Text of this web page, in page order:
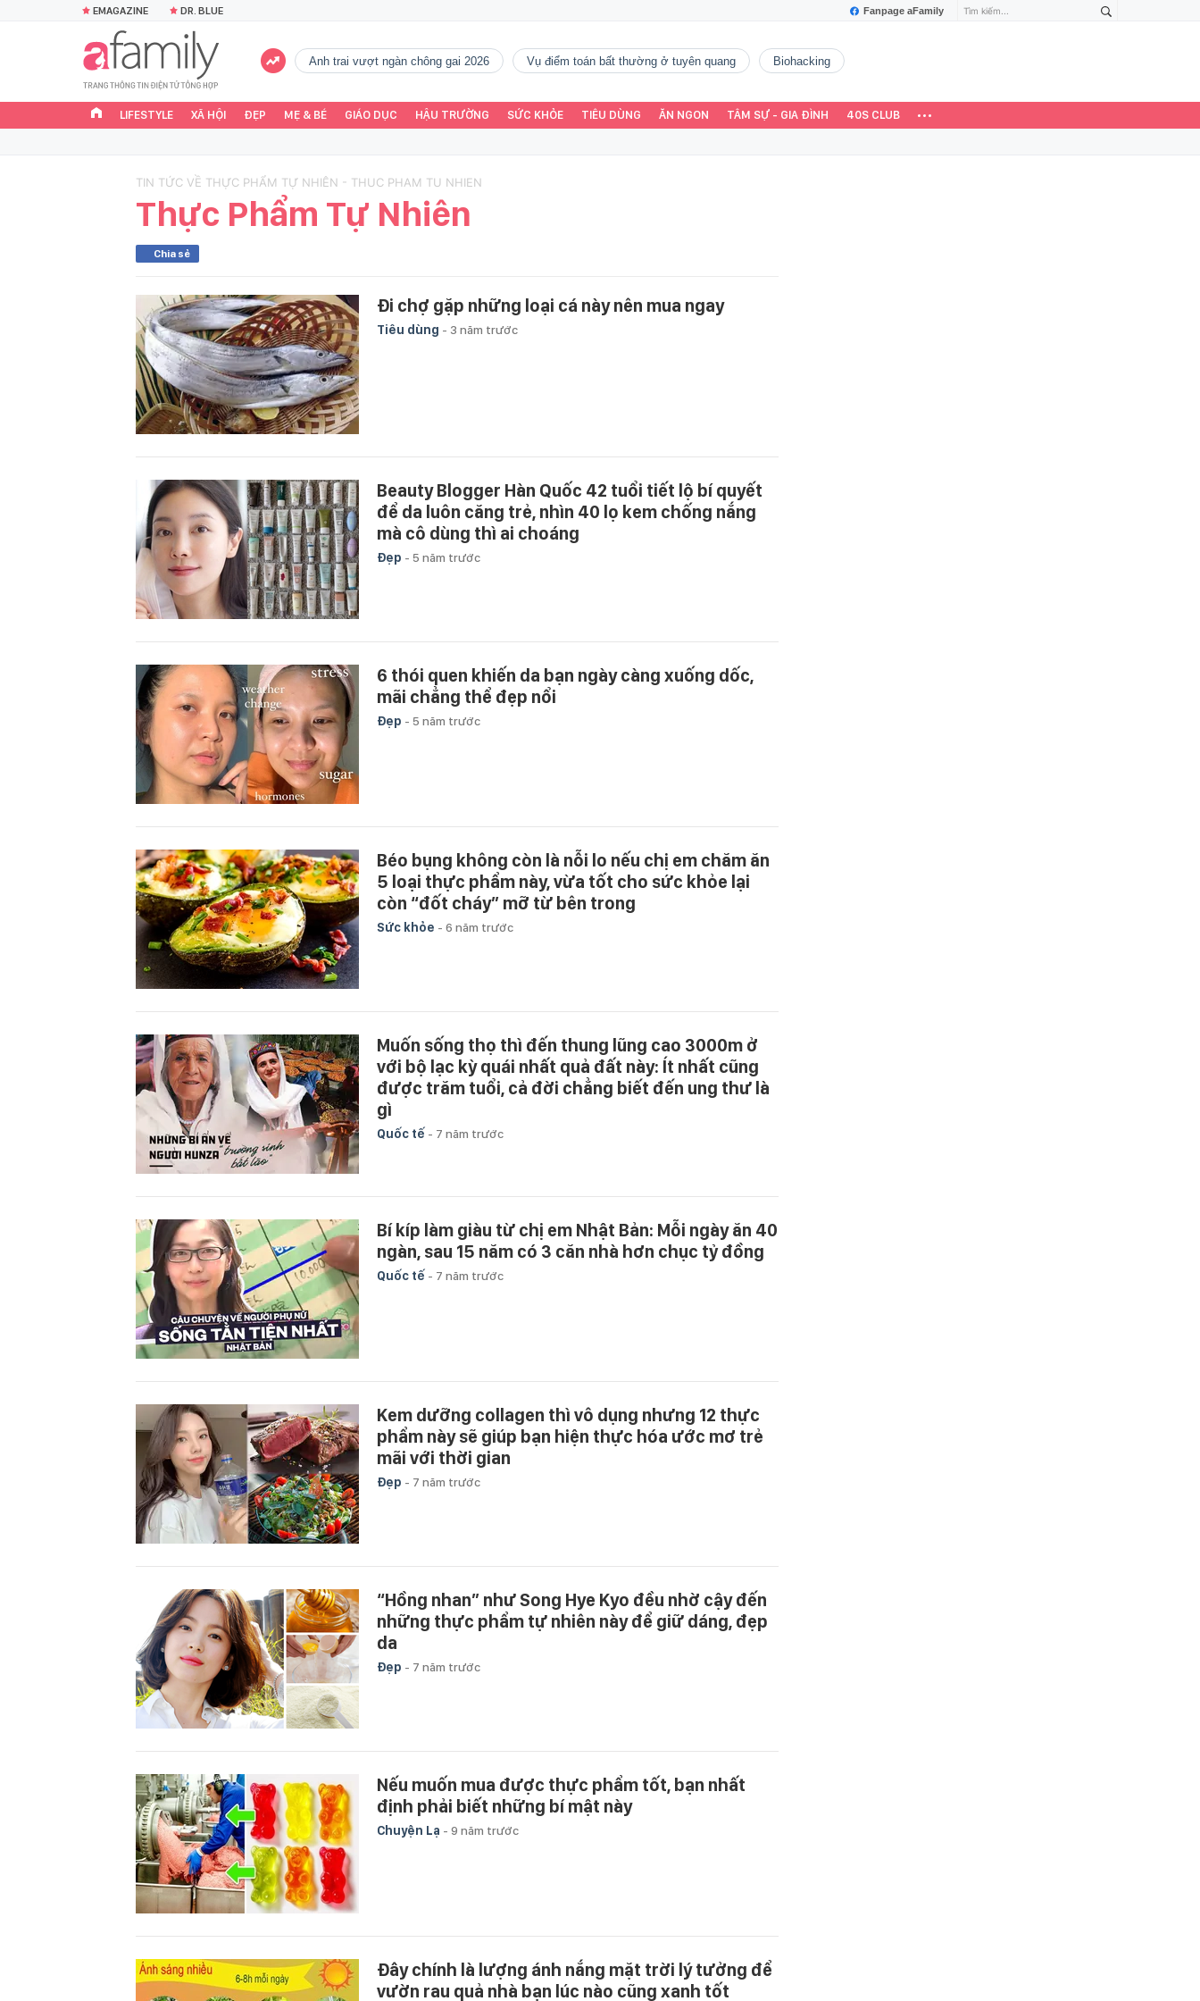
Fanpage aFamily
EMAGAZINE DR. BLUE
Anh trai vượt ngàn chông gai 2026 vụ điểm toán bất thường ở tuyên quang Biohacking
LIFESTYLE XÃ HỘI ĐẸP MẸ & BÉ GIÁO DỤC HẬU TRƯỜNG SỨC KHỎE TIÊU DÙNG ĂN NGON TÂM SỰ - GIA ĐÌNH 40S CLUB
TIN TỨC VỀ THỰC PHẨM TỰ NHIÊN - THUC PHAM TU NHIEN
Thực Phẩm Tự Nhiên
Chia sẻ
Đi chợ gặp những loại cá này nên mua ngay
Tiêu dùng - 3 năm trước
Beauty Blogger Hàn Quốc 42 tuổi tiết lộ bí quyết
để da luôn căng trẻ, nhìn 40 lọ kem chống nắng
mà cô dùng thì ai choáng
Đẹp - 5 năm trước
6 thói quen khiến da bạn ngày càng xuống dốc,
mãi chẳng thể đẹp nổi
Đẹp - 5 năm trước
Béo bụng không còn là nỗi lo nếu chị em chăm ăn
5 loại thực phẩm này, vừa tốt cho sức khỏe lại
còn “đốt cháy” mỡ từ bên trong
Sức khỏe - 6 năm trước
Muốn sống thọ thì đến thung lũng cao 3000m ở
với bộ lạc kỳ quái nhất quả đất này: Ít nhất cũng
được trăm tuổi, cả đời chẳng biết đến ung thư là
gì
Quốc tế - 7 năm trước
Bí kíp làm giàu từ chị em Nhật Bản: Mỗi ngày ăn 40
ngàn, sau 15 năm có 3 căn nhà hơn chục tỷ đồng
Quốc tế - 7 năm trước
Kem dưỡng collagen thì vô dụng nhưng 12 thực
phẩm này sẽ giúp bạn hiện thực hóa ước mơ trẻ
mãi với thời gian
Đẹp - 7 năm trước
“Hồng nhan” như Song Hye Kyo đều nhờ cậy đến
những thực phẩm tự nhiên này để giữ dáng, đẹp
da
Đẹp - 7 năm trước
Nếu muốn mua được thực phẩm tốt, bạn nhất
định phải biết những bí mật này
Chuyện Lạ - 9 năm trước
Đây chính là lượng ánh nắng mặt trời lý tưởng để
vườn rau quả nhà bạn lúc nào cũng xanh tốt